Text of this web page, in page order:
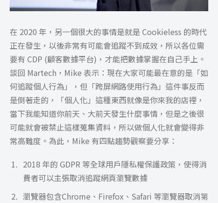
在 2020 年，另一個很大的事情是就是 Cookieless 的時代
正在發生，以後非常有可能會追蹤不到成效，所以各位需
要有 CDP (顧客數據平台)，才能把數據掌握在自己手上。
談回 Martech，Mike 表示：現在大家可能最在意的是「如
何追蹤個人行為」，但「跨屏網路使用行為」這件事反而
是倒著走的，「個人化」這種東西就像是你來我的店裡，
當下我能知道你前天、大前天發生什麼事情，但是之後很
可能就會被禁止這樣蒐集資料，所以做個人化就會變得非
常高難度。為此，Mike 有四點趨勢觀察要分享：
2018 年的 GDPR 等全球用戶隱私權保護政策，使得消
費者可以主張取消追蹤網頁瀏覽數據
瀏覽器包含Chrome、Firefox、Safari 等瀏覽器取消第